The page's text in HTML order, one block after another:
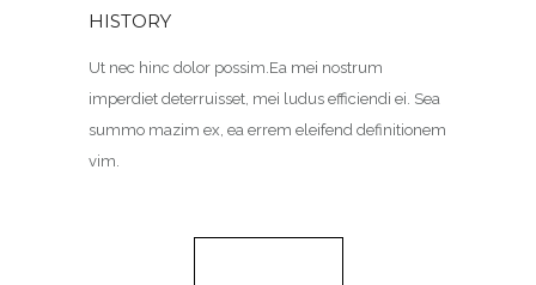
HISTORY
Ut nec hinc dolor possim.Ea mei nostrum
imperdiet deterruisset, mei ludus efficiendi ei. Sea
summo mazim ex, ea errem eleifend definitionem
vim.